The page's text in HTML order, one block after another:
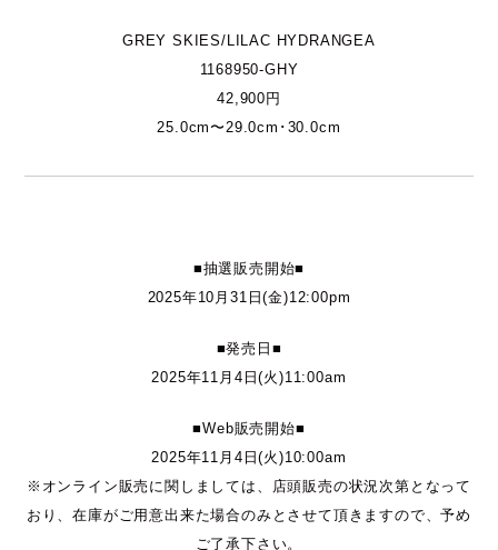
GREY SKIES/LILAC HYDRANGEA
1168950-GHY
42,900円
25.0cm〜29.0cm･30.0cm
■抽選販売開始■
2025年10月31日(金)12:00pm
■発売日■
2025年11月4日(火)11:00am
■Web販売開始■
2025年11月4日(火)10:00am
※オンライン販売に関しましては、店頭販売の状況次第となって
おり、在庫がご用意出来た場合のみとさせて頂きますので、予め
ご了承下さい。